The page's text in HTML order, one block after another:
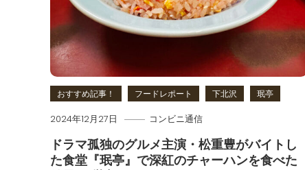
おすすめ記事！ フードレポート 下北沢 珉亭
2024年12月27日 コンビニ通信
ドラマ孤独のグルメ主演・松重豊がバイトし
た食堂『珉亭』で深紅のチャーハンを食べた